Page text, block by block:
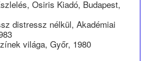
Osiris Kiadó, Budapest,
distressz nélkül, Akadémiai
világa, Győr, 1980